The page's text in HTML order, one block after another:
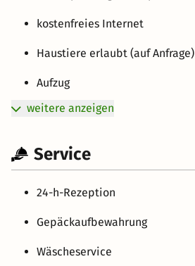
kostenfreies Internet
Haustiere erlaubt (auf Anfrage)
Aufzug
weitere anzeigen
Service
24-h-Rezeption
Gepäckaufbewahrung
Wäscheservice